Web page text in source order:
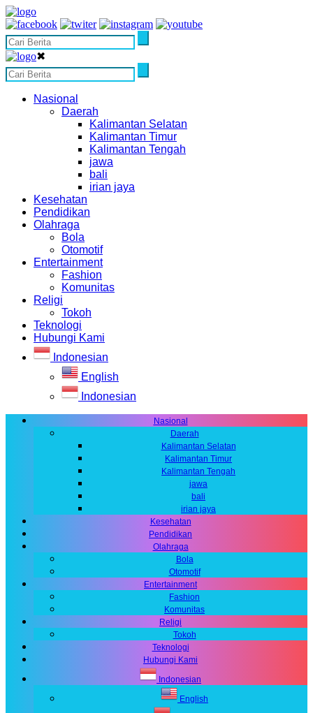
✖
Nasional
Daerah
Kalimantan Selatan
Kalimantan Timur
Kalimantan Tengah
jawa
bali
irian jaya
Kesehatan
Pendidikan
Olahraga
Bola
Otomotif
Entertainment
Fashion
Komunitas
Religi
Tokoh
Teknologi
Hubungi Kami
Indonesian
English
Indonesian
Nasional
Daerah
Kalimantan Selatan
Kalimantan Timur
Kalimantan Tengah
jawa
bali
irian jaya
Kesehatan
Pendidikan
Olahraga
Bola
Otomotif
Entertainment
Fashion
Komunitas
Religi
Tokoh
Teknologi
Hubungi Kami
Indonesian
English